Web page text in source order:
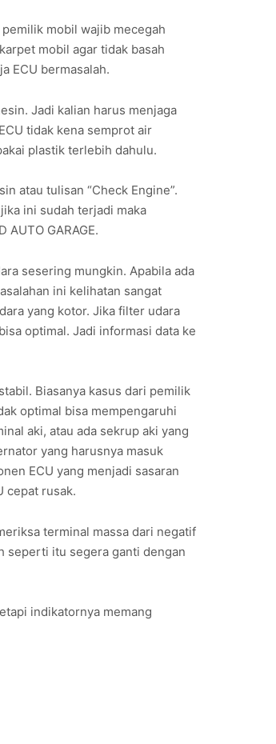
mobil wajib mecegah
mobil agar tidak basah
ECU bermasalah.
Jadi kalian harus menjaga
tidak kena semprot air
plastik terlebih dahulu.
atau tulisan “Check Engine”.
ini sudah terjadi maka
GARAGE.
sesering mungkin. Apabila ada
ini kelihatan sangat
yang kotor. Jika filter udara
optimal. Jadi informasi data ke
Biasanya kasus dari pemilik
optimal bisa mempengaruhi
aki, atau ada sekrup aki yang
yang harusnya masuk
ECU yang menjadi sasaran
cepat rusak.
terminal massa dari negatif
seperti itu segera ganti dengan
indikatornya memang